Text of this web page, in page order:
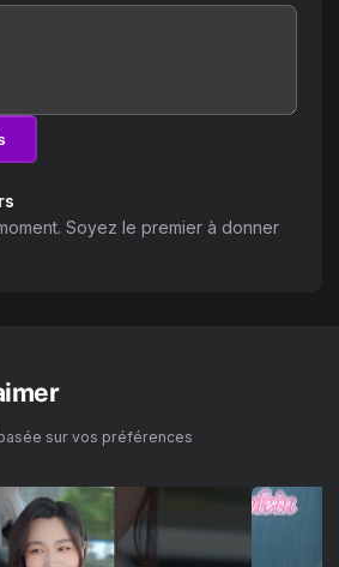
Soyez le premier à donner
sur vos préférences